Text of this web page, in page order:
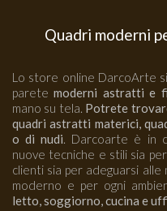
Quadri moderni
Lo store online DarcoArte
paretemoderni astratti e
mano su tela. Potrete
quadri astratti materici,
o di nudi. Darcoarte è in
nuove tecniche e stili sia
clienti sia per adeguarsi
moderno e per ogni
letto, soggiorno, cucina e